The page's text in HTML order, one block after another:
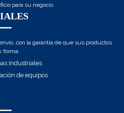
para su negocio.
con la garantía de que sus productos
forma.
Industriales
de equipos